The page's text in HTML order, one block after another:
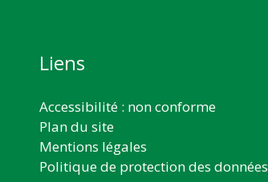
Liens
Accessibilité : non conforme
Plan du site
Mentions légales
Politique de protection des données